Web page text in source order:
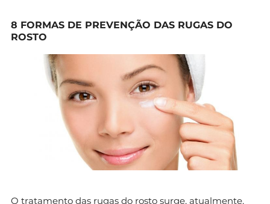
8 FORMAS DE PREVENÇÃO DAS RUGAS DO
ROSTO
O tratamento das rugas do rosto surge, atualmente,